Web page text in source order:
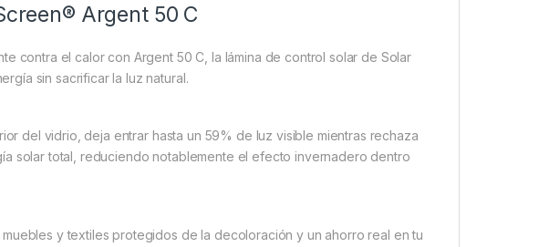
Argent 50 C
contra el calor con Argent 50 C, la lámina de control solar de Solar
sin sacrificar la luz natural.
del vidrio, deja entrar hasta un 59% de luz visible mientras rechaza
solar total, reduciendo notablemente el efecto invernadero dentro
y textiles protegidos de la decoloración y un ahorro real en tu